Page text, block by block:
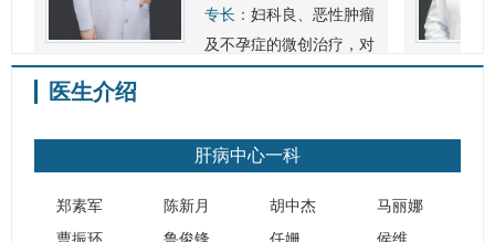
专长： 妇科良、恶性肿瘤
及不孕症的微创治疗，对
医生介绍
肝病中心一科
郑素军 陈新月 胡中杰
马丽娜